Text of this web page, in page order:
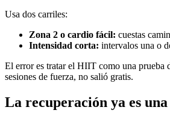
Usa dos carriles:
Zona 2 o cardio fácil: cuestas
Intensidad corta: intervalos una o
El error es tratar el HIIT como una prueba
sesiones de fuerza, no salió gratis.
La recuperación ya es